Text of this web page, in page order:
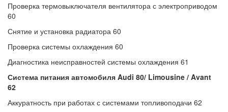
Проверка термовыключателя вентилятора с электроприводом
60
Снятие и установка радиатора 60
Проверка системы охлаждения 60
Диагностика неисправностей системы охлаждения 61
Система питания автомобиля Audi 80/ Limousine / Avant
62
Аккуратность при работах с системами топливоподачи 62